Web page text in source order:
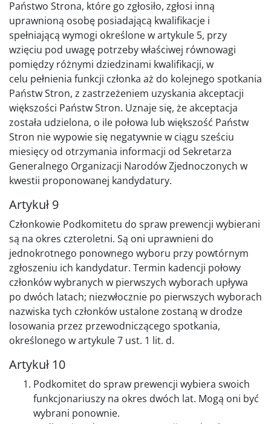
Państwo Strona, które go zgłosiło, zgłosi inną
uprawnioną osobę posiadającą kwalifikacje i
spełniającą wymogi określone w artykule 5, przy
wzięciu pod uwagę potrzeby właściwej równowagi
pomiędzy różnymi dziedzinami kwalifikacji, w
celu pełnienia funkcji członka aż do kolejnego spotkania
Państw Stron, z zastrzeżeniem uzyskania akceptacji
większości Państw Stron. Uznaje się, że akceptacja
została udzielona, o ile połowa lub większość Państw
Stron nie wypowie się negatywnie w ciągu sześciu
miesięcy od otrzymania informacji od Sekretarza
Generalnego Organizacji Narodów Zjednoczonych w
kwestii proponowanej kandydatury.
Artykuł 9
Członkowie Podkomitetu do spraw prewencji wybierani
są na okres czteroletni. Są oni uprawnieni do
jednokrotnego ponownego wyboru przy powtórnym
zgłoszeniu ich kandydatur. Termin kadencji połowy
członków wybranych w pierwszych wyborach upływa
po dwóch latach; niezwłocznie po pierwszych wyborach
nazwiska tych członków ustalone zostaną w drodze
losowania przez przewodniczącego spotkania,
określonego w artykule 7 ust. 1 lit. d.
Artykuł 10
Podkomitet do spraw prewencji wybiera swoich
funkcjonariuszy na okres dwóch lat. Mogą oni być
wybrani ponownie.